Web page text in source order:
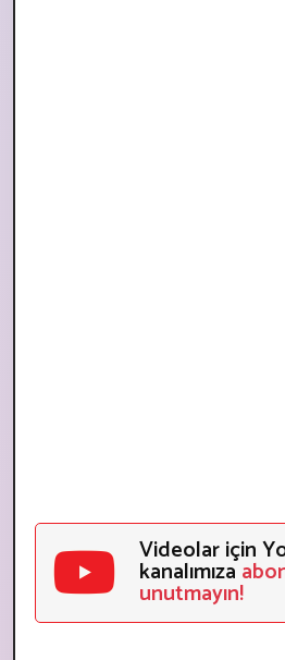
Videolar için
kanalımıza
unutmayın!